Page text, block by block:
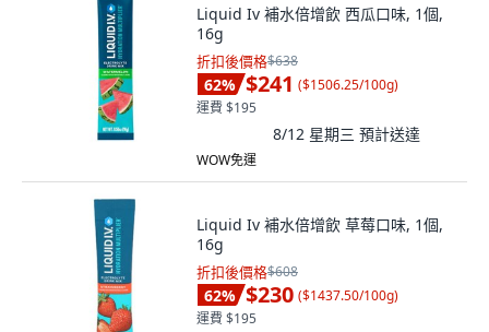
Liquid Iv 補水倍增飲 西瓜口味, 1個,
16g
折扣後價格$638
62% $241 ($1506.25/100g)
運費 $195
8/12 星期三 預計送達
WOW免運
Liquid Iv 補水倍增飲 草莓口味, 1個,
16g
折扣後價格$608
62% $230 ($1437.50/100g)
運費 $195